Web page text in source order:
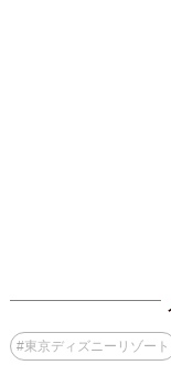
#東京ディズニーリゾート